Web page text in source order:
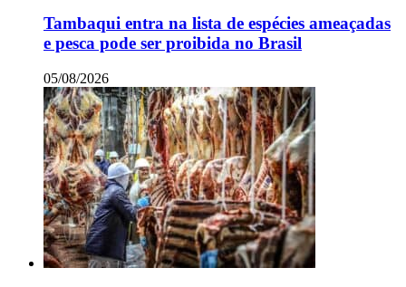
Tambaqui entra na lista de espécies ameaçadas
e pesca pode ser proibida no Brasil
05/08/2026